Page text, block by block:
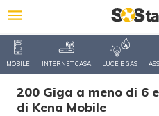
MOBILE INTERNET CASA LUCE E GAS
200 Giga a meno di 6
di Kena Mobile